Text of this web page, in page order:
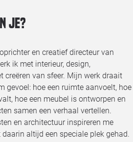
je?
en creatief directeur van
ik met interieur, design,
creëren van sfeer. Mijn werk draait
gevoel: hoe een ruimte aanvoelt, hoe
hoe een meubel is ontworpen en
samen een verhaal vertellen.
en architectuur inspireren me
altijd een speciale plek gehad.